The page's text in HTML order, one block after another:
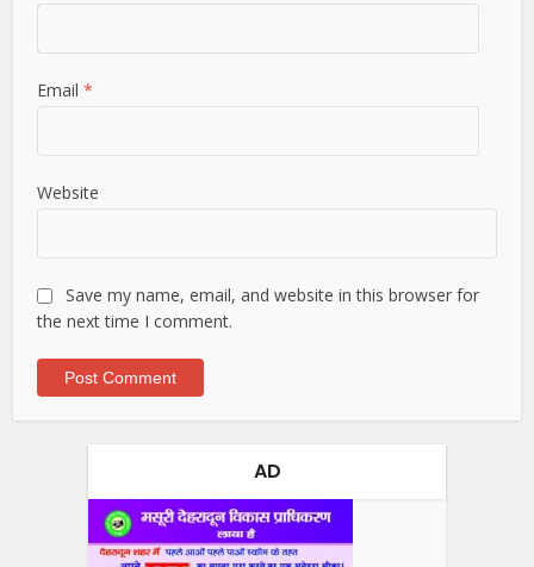
Email*
Website
Save my name, email, and website in this browser for
the next time I comment.
AD